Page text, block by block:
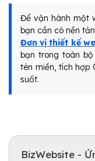
Để vận hành một
bạn cần có nền
Đơn vị thiết kế
bạn trong toàn
tên miền, tích hợp
suốt.
BizWebsite -